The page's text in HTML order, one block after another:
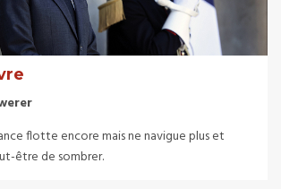
flotte encore mais ne navigue plus et
être de sombrer.